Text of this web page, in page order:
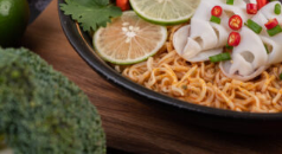
ม
เรา
รา